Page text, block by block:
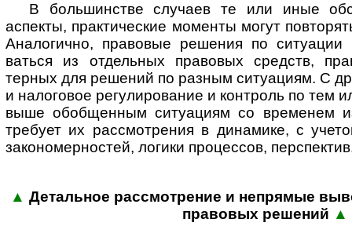
В большинстве случаев те или иные
аспекты, практи­ческие моменты могут
Анало­гично, правовые решения по
ваться из отдель­ных правовых средств,
терных для решений по разным ситуациям. С
и нало­говое регули­рование и конт­роль по тем
выше обоб­щен­ным ситу­ациям со временем
требует их рассмот­рения в дина­мике, с
законо­мер­ностей, логики процессов,
▲ Детальное рассмотрение и непрямые
пра­во­вых ре­шений ▲